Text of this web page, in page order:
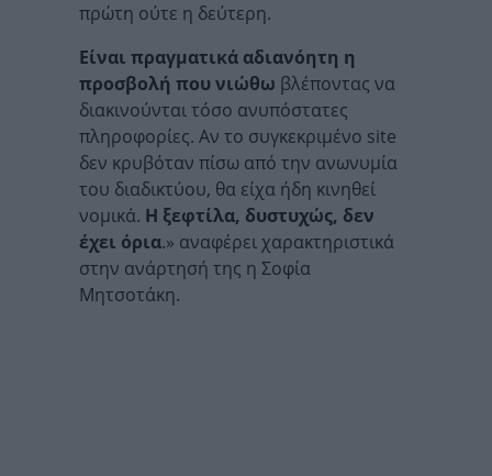
πρώτη ούτε η δεύτερη.
Είναι πραγματικά αδιανόητη η
προσβολή που νιώθω βλέποντας να
διακινούνται τόσο ανυπόστατες
πληροφορίες. Αν το συγκεκριμένο site
δεν κρυβόταν πίσω από την ανωνυμία
του διαδικτύου, θα είχα ήδη κινηθεί
νομικά. Η ξεφτίλα, δυστυχώς, δεν
έχει όρια.» αναφέρει χαρακτηριστικά
στην ανάρτησή της η Σοφία
Μητσοτάκη.